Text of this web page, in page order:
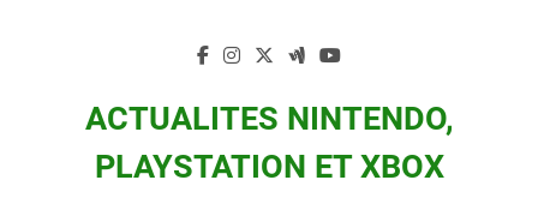
ACTUALITES NINTENDO,
PLAYSTATION ET XBOX